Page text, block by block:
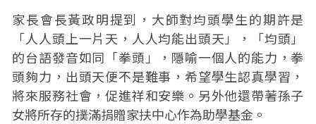
家長會長黃政明提到，大師對均頭學生的期許是
「人人頭上一片天，人人均能出頭天」，「均頭」
的台語發音如同「拳頭」，隱喻一個人的能力，拳
頭夠力，出頭天便不是難事，希望學生認真學習，
將來服務社會，促進祥和安樂。另外他還帶著孫子
女將所存的撲滿捐贈家扶中心作為助學基金。